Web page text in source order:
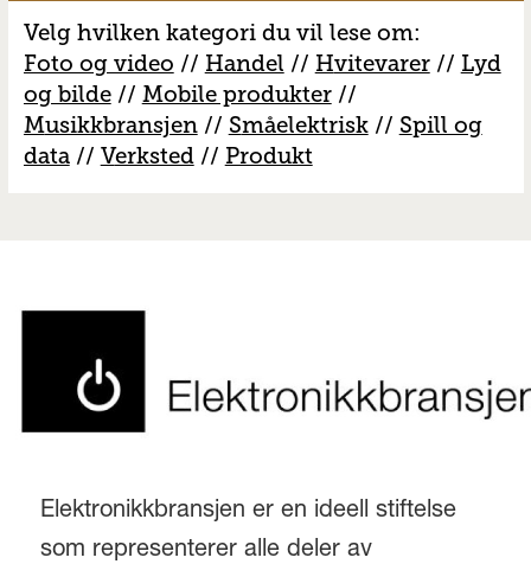
Velg hvilken kategori du vil lese om:
Foto og video // Handel // Hvitevarer// Lyd
og bilde// Mobile produkter//
Musikkbransjen// Småelektrisk// Spill og
data// Verksted// Produkt
Elektronikkbransjen er en ideell stiftelse
som representerer alle deler av